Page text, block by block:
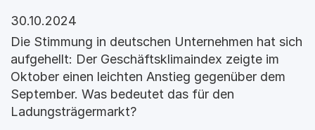
30.10.2024
Die Stimmung in deutschen Unternehmen hat sich
aufgehellt: Der Geschäftsklimaindex zeigte im
Oktober einen leichten Anstieg gegenüber dem
September. Was bedeutet das für den
Ladungsträgermarkt?